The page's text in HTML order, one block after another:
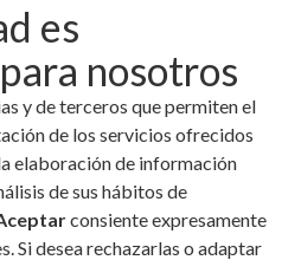
es
nosotros
y de terceros que permiten el
de los servicios ofrecidos
elaboración de información
de sus hábitos de
consiente expresamente
Si desea rechazarlas o adaptar
septiembre, 2014
en este artículo vamos a
cómo se está llevando a cabo
1148/2011 para la aplicación y
la Seguridad Social, de la
de menores afectados
grave,en este caso concreto